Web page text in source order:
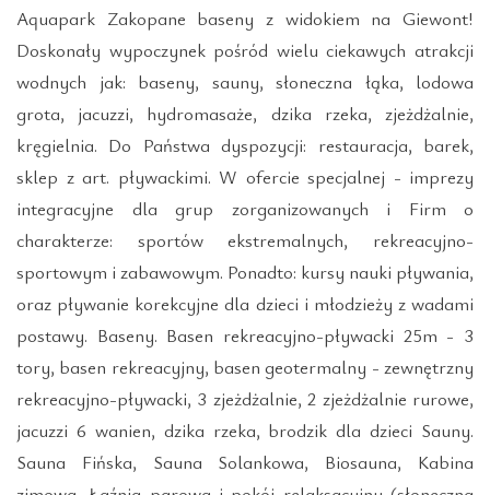
Aquapark Zakopane baseny z widokiem na Giewont!
Doskonały wypoczynek pośród wielu ciekawych atrakcji
wodnych jak: baseny, sauny, słoneczna łąka, lodowa
grota, jacuzzi, hydromasaże, dzika rzeka, zjeżdżalnie,
kręgielnia. Do Państwa dyspozycji: restauracja, barek,
sklep z art. pływackimi. W ofercie specjalnej - imprezy
integracyjne dla grup zorganizowanych i Firm o
charakterze: sportów ekstremalnych, rekreacyjno-
sportowym i zabawowym. Ponadto: kursy nauki pływania,
oraz pływanie korekcyjne dla dzieci i młodzieży z wadami
postawy. Baseny. Basen rekreacyjno-pływacki 25m - 3
tory, basen rekreacyjny, basen geotermalny - zewnętrzny
rekreacyjno-pływacki, 3 zjeżdżalnie, 2 zjeżdżalnie rurowe,
jacuzzi 6 wanien, dzika rzeka, brodzik dla dzieci Sauny.
Sauna Fińska, Sauna Solankowa, Biosauna, Kabina